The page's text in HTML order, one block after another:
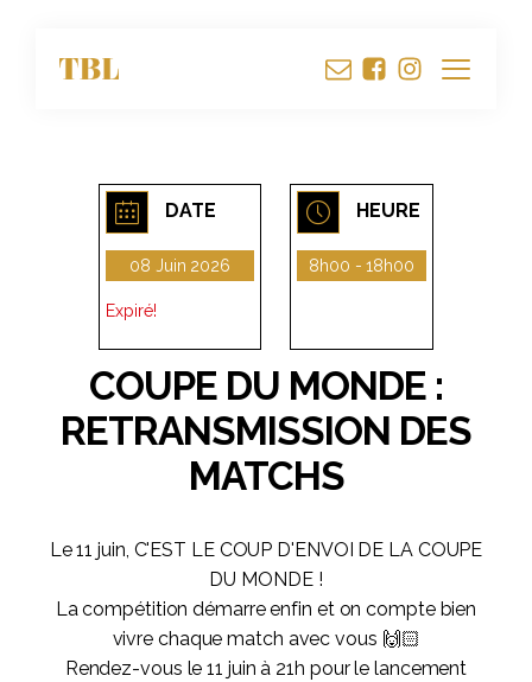
DATE
08 Juin 2026
Expiré!
HEURE
8h00 - 18h00
COUPE DU MONDE :
RETRANSMISSION DES
MATCHS
Le 11 juin, C'EST LE COUP D'ENVOI DE LA COUPE
DU MONDE !
La compétition démarre enfin et on compte bien
vivre chaque match avec vous 🙌🏻
Rendez-vous le 11 juin à 21h pour le lancement